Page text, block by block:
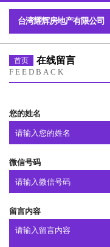
台湾耀辉房地产有限公司
首页 在线留言
FEEDBACK
您的姓名
微信号码
留言内容